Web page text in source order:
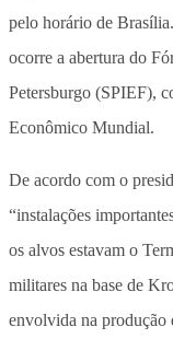
pelo horário de
ocorre a abertura do
Petersburgo (SPIEF),
Econômico Mundial.
De acordo com o
“instalações
os alvos estavam o
militares na base de
envolvida na produção